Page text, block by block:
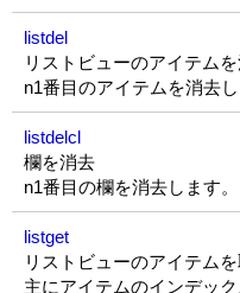
listdel
リストビューのアイテム
n1番目のアイテムを消去
listdelcl
欄を消去
n1番目の欄を消去します。
listget
リストビューのアイテム
主にアイテムのインデッ